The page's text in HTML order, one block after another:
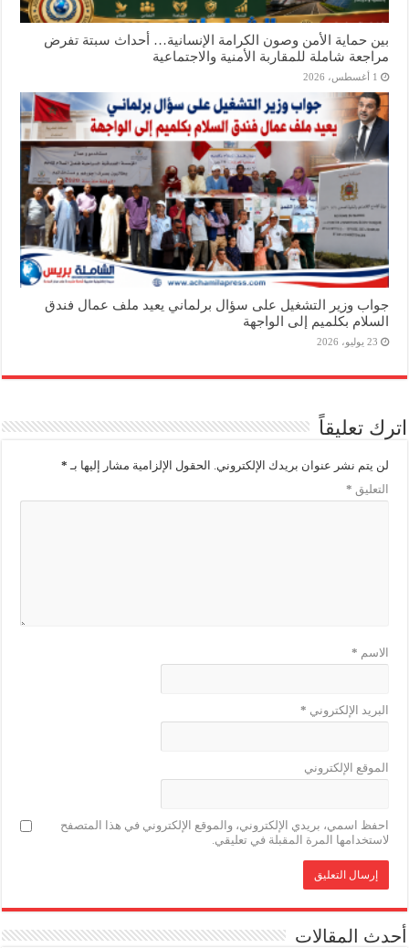
بين حماية الأمن وصون الكرامة الإنسانية… أحداث سبتة تفرض
مراجعة شاملة للمقاربة الأمنية والاجتماعية
1 أغسطس، 2026
جواب وزير التشغيل على سؤال برلماني يعيد ملف عمال فندق
السلام بكلميم إلى الواجهة
23 يوليو، 2026
اترك تعليقاً
لن يتم نشر عنوان بريدك الإلكتروني. الحقول الإلزامية مشار إليها بـ *
التعليق *
الاسم *
البريد الإلكتروني *
الموقع الإلكتروني
احفظ اسمي، بريدي الإلكتروني، والموقع الإلكتروني في هذا المتصفح
لاستخدامها المرة المقبلة في تعليقي.
أحدث المقالات